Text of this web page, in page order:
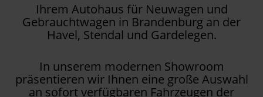
Ihrem Autohaus für Neuwagen und
Gebrauchtwagen in Brandenburg an der
Havel, Stendal und Gardelegen.
In unserem modernen Showroom
präsentieren wir Ihnen eine große Auswahl
an sofort verfügbaren Fahrzeugen der